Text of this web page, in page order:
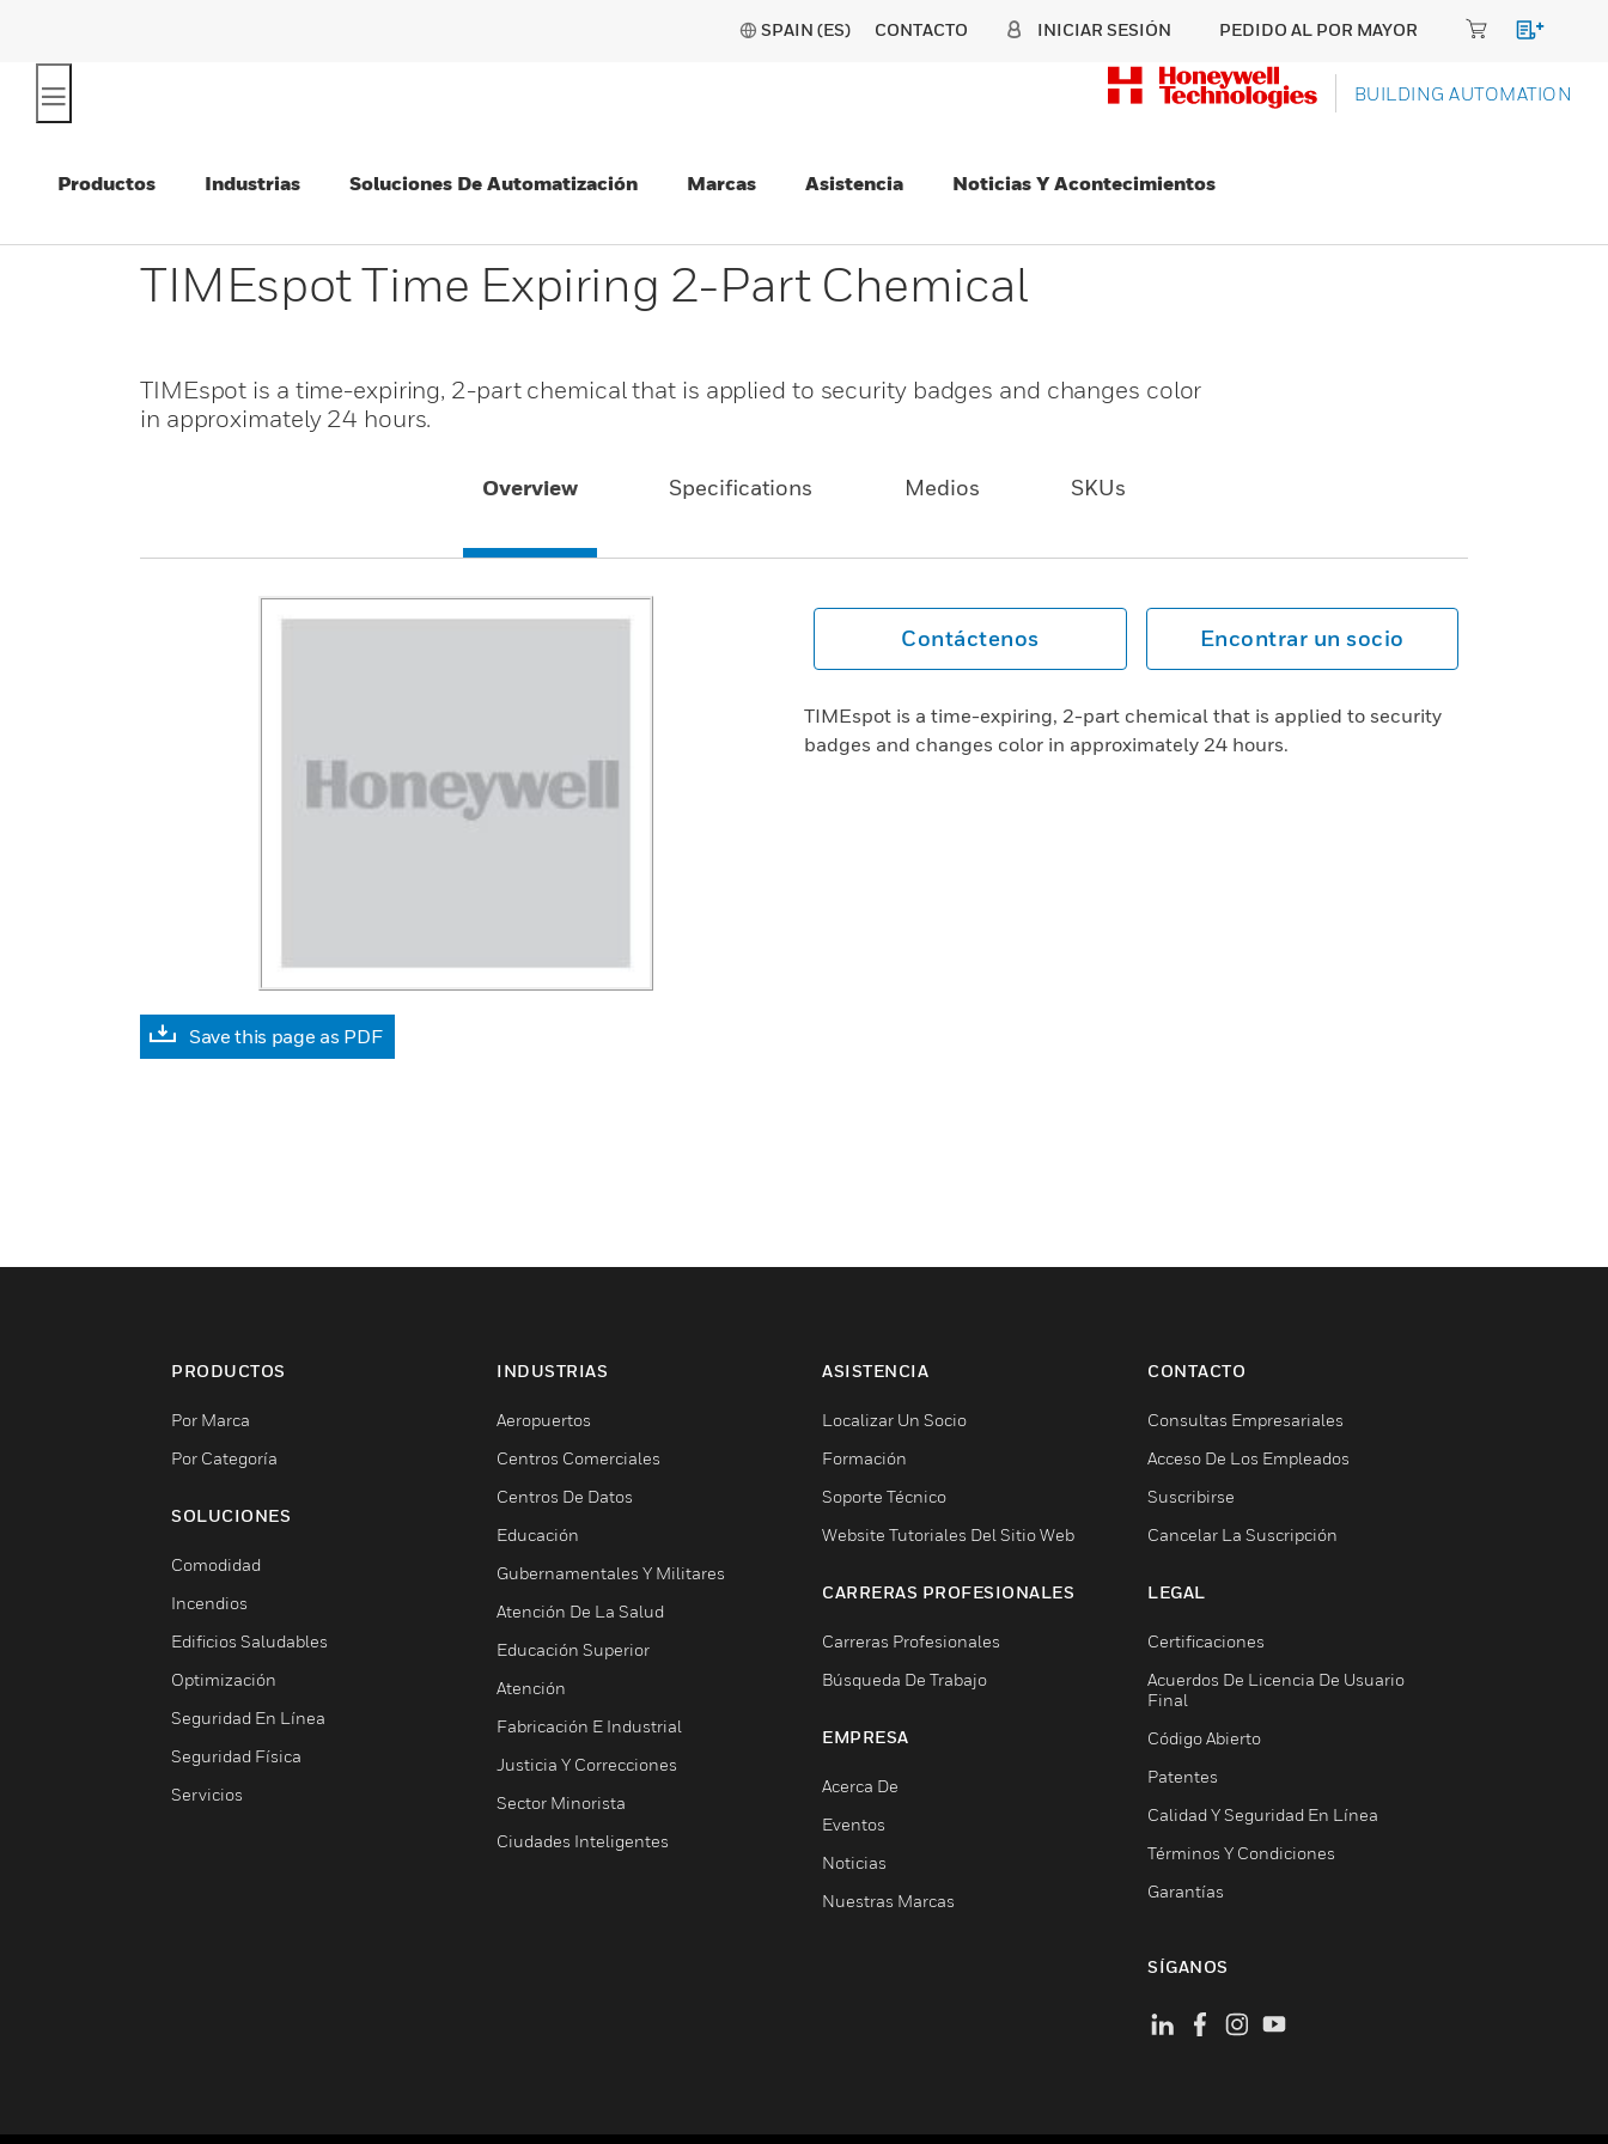
SPAIN (ES) CONTACTO INICIAR SESIÓN PEDIDO AL POR MAYOR
BUILDING AUTOMATION
Productos Industrias Soluciones De Automatización Marcas Asistencia Noticias Y Acontecimientos
TIMEspot Time Expiring 2-Part Chemical
TIMEspot is a time-expiring, 2-part chemical that is applied to security badges and changes color
in approximately 24 hours.
Overview Specifications Medios SKUs
Save this page as PDF
Contáctenos Encontrar un socio
TIMEspot is a time-expiring, 2-part chemical that is applied to security
badges and changes color in approximately 24 hours.
PRODUCTOS
Por Marca
Por Categoría
SOLUCIONES
Comodidad
Incendios
Edificios Saludables
Optimización
Seguridad En Línea
Seguridad Física
Servicios
INDUSTRIAS
Aeropuertos
Centros Comerciales
Centros De Datos
Educación
Gubernamentales Y Militares
Atención De La Salud
Educación Superior
Atención
Fabricación E Industrial
Justicia Y Correcciones
Sector Minorista
Ciudades Inteligentes
ASISTENCIA
Localizar Un Socio
Formación
Soporte Técnico
Website Tutoriales Del Sitio Web
CARRERAS PROFESIONALES
Carreras Profesionales
Búsqueda De Trabajo
EMPRESA
Acerca De
Eventos
Noticias
Nuestras Marcas
CONTACTO
Consultas Empresariales
Acceso De Los Empleados
Suscribirse
Cancelar La Suscripción
LEGAL
Certificaciones
Acuerdos De Licencia De Usuario
Final
Código Abierto
Patentes
Calidad Y Seguridad En Línea
Términos Y Condiciones
Garantías
SÍGANOS